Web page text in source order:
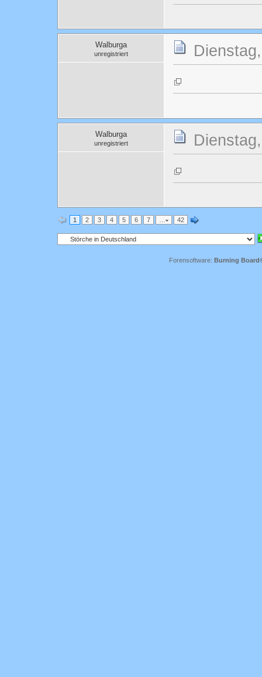
Walburga
unregistriert
Walburga
unregistriert
1 2 3 4 5 6 7 42
Forensoftware: Burning